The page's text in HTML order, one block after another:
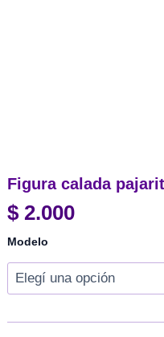
Figura calada
$ 2.000
Modelo